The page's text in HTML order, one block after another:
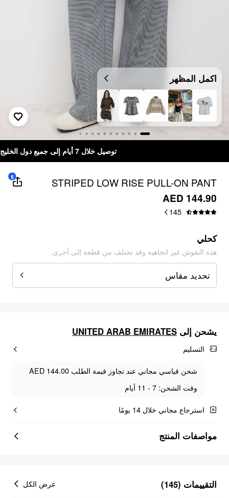
اكمل المظهر
STRIPED LOW RISE PULL-ON PANT
AED 144.90
145
$
كحلي
هذه النقوش غير اتجاهية وقد تختلف من قطعة إلى أخرى.
تحديد مقاس
يشحن إلى UNITED ARAB EMIRATES
التسليم
شحن قياسي مجاني عند تجاوز قيمة الطلب AED 144.00
وقت الشحن: 7 - 11 أيام
استرجاع مجاني خلال 14 يومًا
مواصفات المنتج
التقييمات (145) عرض الكل